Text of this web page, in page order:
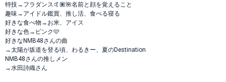
特技→フラダンス🤙🏽🌺名前と顔を覚えること
趣味→アイドル鑑賞、推し活、食べる寝る
好きな食べ物→お米、アイス
好きな色→ピンク🩷
好きなNMB48さんの曲
→太陽が坂道を登る頃、わるきー、夏のDestination
NMB48さんの推しメン
→水田詩織さん